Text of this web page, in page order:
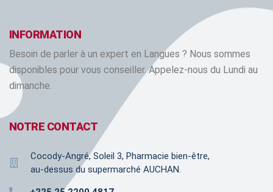
INFORMATION
Besoin de parler à un expert en Langues ? Nous sommes
disponibles pour vous conseiller. Appelez-nous du Lundi au
dimanche.
NOTRE CONTACT
Cocody-Angré, Soleil 3, Pharmacie bien-être,
au-dessus du supermarché AUCHAN.